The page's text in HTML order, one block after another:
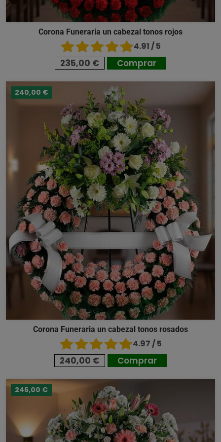
Corona Funeraria un cabezal tonos rojos
4.91 / 5
235,00 € Comprar
240,00 €
Corona Funeraria un cabezal tonos rosados
4.97 / 5
240,00 € Comprar
246,00 €